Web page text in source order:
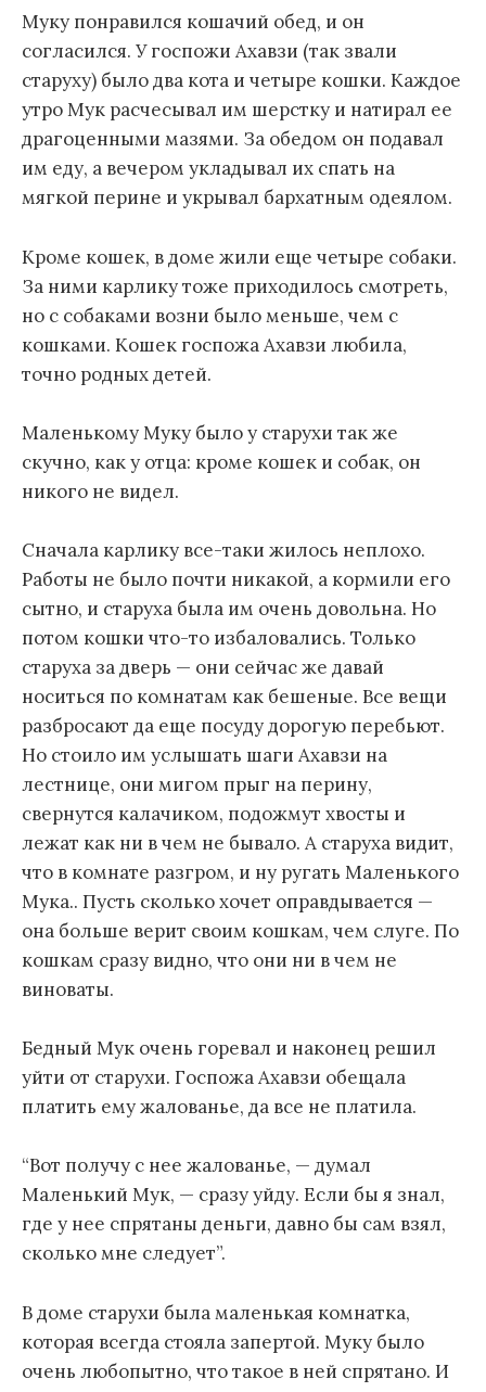
Муку понравился кошачий обед, и он
согласился. У госпожи Ахавзи (так звали
старуху) было два кота и четыре кошки. Каждое
утро Мук расчесывал им шерстку и натирал ее
драгоценными мазями. За обедом он подавал
им еду, а вечером укладывал их спать на
мягкой перине и укрывал бархатным одеялом.
Кроме кошек, в доме жили еще четыре собаки.
За ними карлику тоже приходилось смотреть,
но с собаками возни было меньше, чем с
кошками. Кошек госпожа Ахавзи любила,
точно родных детей.
Маленькому Муку было у старухи так же
скучно, как у отца: кроме кошек и собак, он
никого не видел.
Сначала карлику все-таки жилось неплохо.
Работы не было почти никакой, а кормили его
сытно, и старуха была им очень довольна. Но
потом кошки что-то избаловались. Только
старуха за дверь — они сейчас же давай
носиться по комнатам как бешеные. Все вещи
разбросают да еще посуду дорогую перебьют.
Но стоило им услышать шаги Ахавзи на
лестнице, они мигом прыг на перину,
свернутся калачиком, подожмут хвосты и
лежат как ни в чем не бывало. А старуха видит,
что в комнате разгром, и ну ругать Маленького
Мука.. Пусть сколько хочет оправдывается —
она больше верит своим кошкам, чем слуге. По
кошкам сразу видно, что они ни в чем не
виноваты.
Бедный Мук очень горевал и наконец решил
уйти от старухи. Госпожа Ахавзи обещала
платить ему жалованье, да все не платила.
“Вот получу с нее жалованье, — думал
Маленький Мук, — сразу уйду. Если бы я знал,
где у нее спрятаны деньги, давно бы сам взял,
сколько мне следует”.
В доме старухи была маленькая комнатка,
которая всегда стояла запертой. Муку было
очень любопытно, что такое в ней спрятано. И